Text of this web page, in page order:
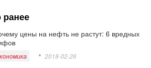
цены на нефть не растут: 6 вредных
2018-02-26